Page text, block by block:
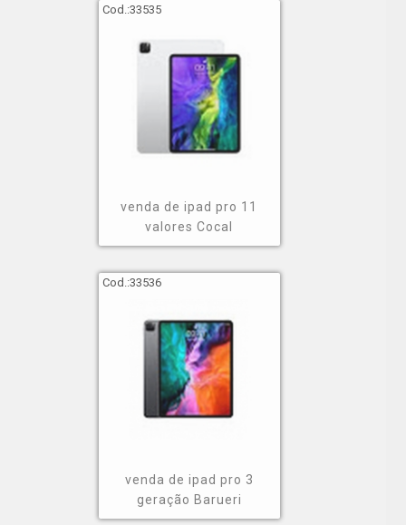
Cod.:33535
venda de ipad pro 11
valores Cocal
Cod.:33536
venda de ipad pro 3
geração Barueri